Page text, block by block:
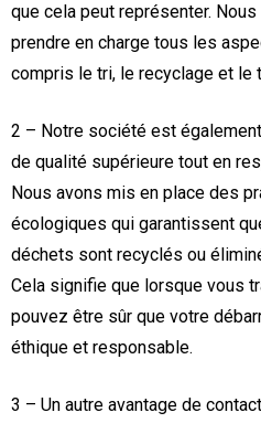
que cela peut représenter.
prendre en charge tous les
compris le tri, le recyclage et le
2 – Notre société est
de qualité supérieure tout en
Nous avons mis en place des
écologiques qui garantissent
déchets sont recyclés ou
Cela signifie que lorsque vous
pouvez être sûr que votre
éthique et responsable.
3 – Un autre avantage de